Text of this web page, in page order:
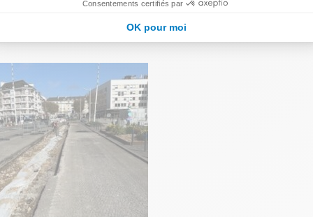
Consentements certifiés par
OK pour moi